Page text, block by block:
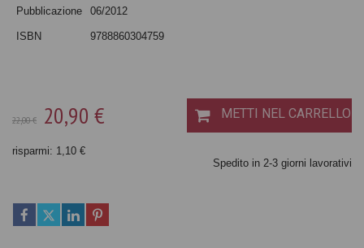
Pubblicazione 06/2012
ISBN 9788860304759
22,00 € 20,90 € METTI NEL CARRELLO
risparmi: 1,10 €
Spedito in 2-3 giorni lavorativi